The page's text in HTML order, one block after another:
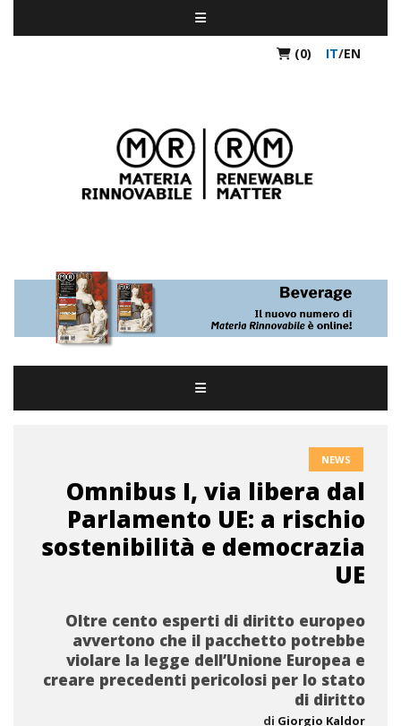
(0) IT/EN
NEWS
Omnibus I, via libera dal
Parlamento UE: a rischio
sostenibilità e democrazia
UE
Oltre cento esperti di diritto europeo
avvertono che il pacchetto potrebbe
violare la legge dell’Unione Europea e
creare precedenti pericolosi per lo stato
di diritto
di Giorgio Kaldor